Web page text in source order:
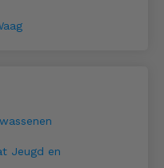
Jeugd en